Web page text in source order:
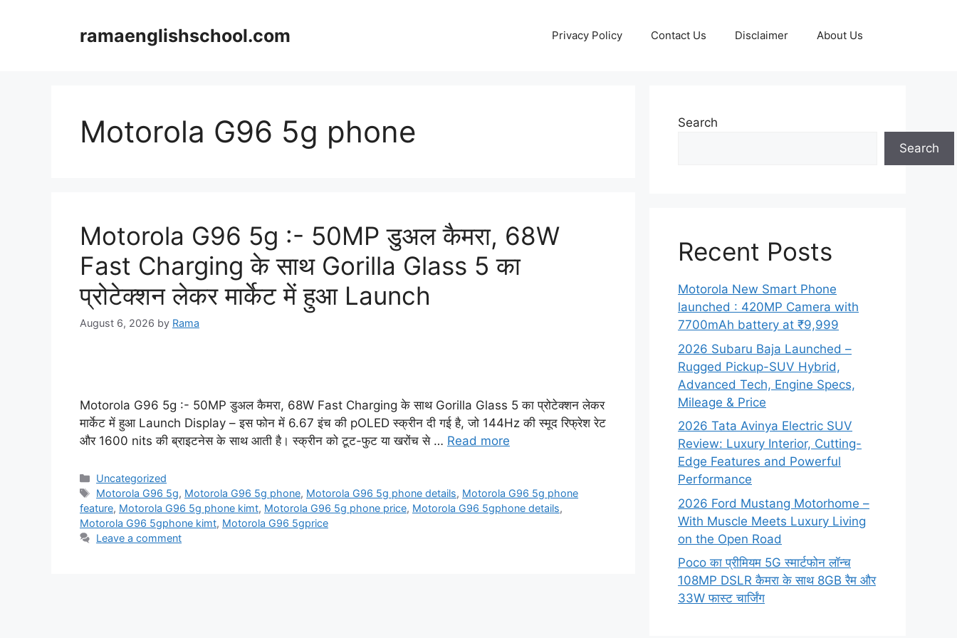
ramaenglishschool.com Privacy Policy Contact Us Disclaimer About Us
Motorola G96 5g phone
Motorola G96 5g :- 50MP डुअल कैमरा, 68W
Fast Charging के साथ Gorilla Glass 5 का
प्रोटेक्शन लेकर मार्केट में हुआ Launch
August 6, 2026 by Rama
Motorola G96 5g :- 50MP डुअल कैमरा, 68W Fast Charging के साथ Gorilla Glass 5 का प्रोटेक्शन लेकर
मार्केट में हुआ Launch Display – इस फोन में 6.67 इंच की pOLED स्क्रीन दी गई है, जो 144Hz की स्मूद रिफ्रेश रेट
और 1600 nits की ब्राइटनेस के साथ आती है। स्क्रीन को टूट-फुट या खरोंच से … Read more
Categories
Uncategorized
Tags
Motorola G96 5g, Motorola G96 5g phone, Motorola G96 5g phone details, Motorola G96 5g phone
feature, Motorola G96 5g phone kimt, Motorola G96 5g phone price, Motorola G96 5gphone details,
Motorola G96 5gphone kimt, Motorola G96 5gprice
Leave a comment
Search
Search
Recent Posts
Motorola New Smart Phone
launched : 420MP Camera with
7700mAh battery at ₹9,999
2026 Subaru Baja Launched –
Rugged Pickup-SUV Hybrid,
Advanced Tech, Engine Specs,
Mileage & Price
2026 Tata Avinya Electric SUV
Review: Luxury Interior, Cutting-
Edge Features and Powerful
Performance
2026 Ford Mustang Motorhome –
With Muscle Meets Luxury Living
on the Open Road
Poco का प्रीमियम 5G स्मार्टफोन लॉन्च
108MP DSLR कैमरा के साथ 8GB रैम और
33W फास्ट चार्जिंग